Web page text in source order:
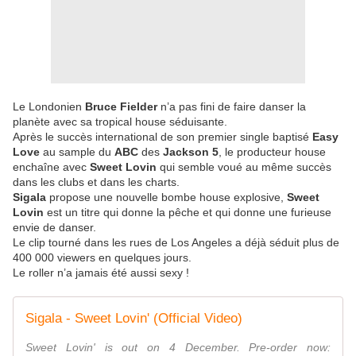
Le Londonien Bruce Fieldern’a pas fini de faire danser la
planète avec sa tropical house séduisante.
Après le succès international de son premier single baptisé Easy
Love au sample du ABC des Jackson 5 , le producteur house
enchaîne avec Sweet Lovin qui semble voué au même succès
dans les clubs et dans les charts.
Sigala propose une nouvelle bombe house explosive, Sweet
Lovin est un titre qui donne la pêche et qui donne une furieuse
envie de danser.
Le clip tourné dans les rues de Los Angeles a déjà séduit plus de
400 000 viewers en quelques jours.
Le roller n’a jamais été aussi sexy !
Sigala - Sweet Lovin' (Official Video)
Sweet Lovin' is out on 4 December. Pre-order now: